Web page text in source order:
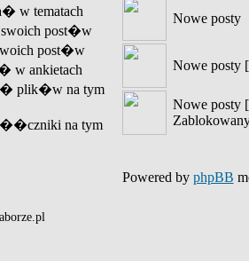
w tematach
post�w
post�w
w ankietach
plik�w na tym
na tym
Nowe posty
Nowe posty
Nowe posty [
Powered by phpBB